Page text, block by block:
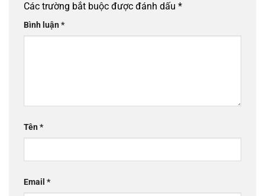
Các trường bắt buộc được đánh dấu *
Bình luận*
Tên*
Email *